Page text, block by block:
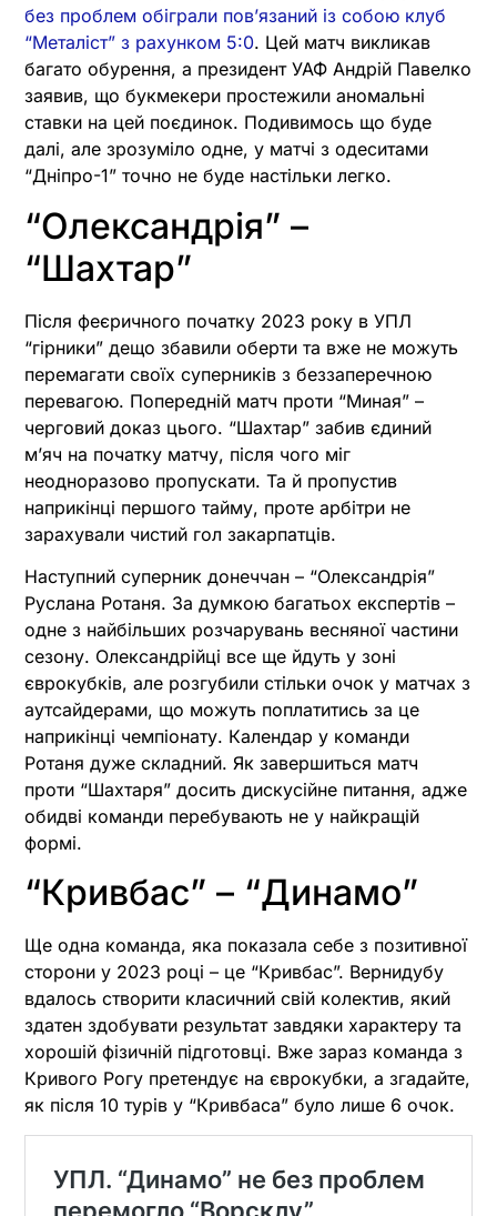
без проблем обіграли пов’язаний із собою клуб
“Металіст” з рахунком 5:0. Цей матч викликав
багато обурення, а президент УАФ Андрій Павелко
заявив, що букмекери простежили аномальні
ставки на цей поєдинок. Подивимось що буде
далі, але зрозуміло одне, у матчі з одеситами
“Дніпро-1” точно не буде настільки легко.
“Олександрія” –
“Шахтар”
Після феєричного початку 2023 року в УПЛ
“гірники” дещо збавили оберти та вже не можуть
перемагати своїх суперників з беззаперечною
перевагою. Попередній матч проти “Миная” –
черговий доказ цього. “Шахтар” забив єдиний
м’яч на початку матчу, після чого міг
неодноразово пропускати. Та й пропустив
наприкінці першого тайму, проте арбітри не
зарахували чистий гол закарпатців.
Наступний суперник донеччан – “Олександрія”
Руслана Ротаня. За думкою багатьох експертів –
одне з найбільших розчарувань весняної частини
сезону. Олександрійці все ще йдуть у зоні
єврокубків, але розгубили стільки очок у матчах з
аутсайдерами, що можуть поплатитись за це
наприкінці чемпіонату. Календар у команди
Ротаня дуже складний. Як завершиться матч
проти “Шахтаря” досить дискусійне питання, адже
обидві команди перебувають не у найкращій
формі.
“Кривбас” – “Динамо”
Ще одна команда, яка показала себе з позитивної
сторони у 2023 році – це “Кривбас”. Вернидубу
вдалось створити класичний свій колектив, який
здатен здобувати результат завдяки характеру та
хорошій фізичній підготовці. Вже зараз команда з
Кривого Рогу претендує на єврокубки, а згадайте,
як після 10 турів у “Кривбаса” було лише 6 очок.